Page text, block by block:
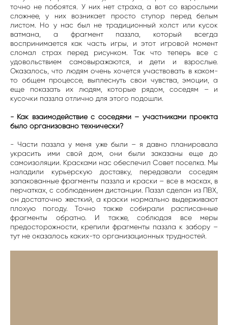
точно не побоятся. У них нет страха, а вот со взрослыми
сложнее, у них возникает просто ступор перед белым
листом. Но у нас был не традиционный холст или кусок
ватмана, а фрагмент паззла, который всегда
воспринимается как часть игры, и этот игровой момент
сломал страх перед рисунком. Так что теперь все с
удовольствием самовыражаются, и дети и взрослые.
Оказалось, что людям очень хочется участвовать в каком-
то общем процессе, выплеснуть свои чувства, эмоции, а
еще показать их людям, которые рядом, соседям – и
кусочки паззла отлично для этого подошли.
- Как взаимодействие с соседями – участниками проекта
было организовано технически?
- Части паззла у меня уже были – я давно планировала
украсить ими свой дом, они были заказаны еще до
самоизоляции. Красками нас обеспечил Совет поселка. Мы
наладили курьерскую доставку, передавали соседям
запакованные фрагменты паззла и краски – все в масках, в
перчатках, с соблюдением дистанции. Паззл сделан из ПВХ,
он достаточно жесткий, а краски нормально выдерживают
плохую погоду. Точно также собирали расписанные
фрагменты обратно. И также, соблюдая все меры
предосторожности, крепили фрагменты паззла к забору –
тут не оказалось каких-то организационных трудностей.